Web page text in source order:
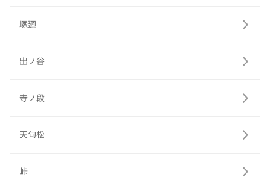
塚廻
出ノ谷
寺ノ段
天句松
峠